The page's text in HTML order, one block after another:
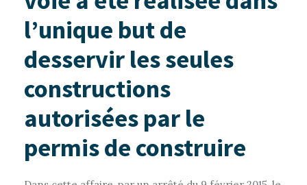
l’unique but de
desservir les seules
constructions
autorisées par le
permis de construire